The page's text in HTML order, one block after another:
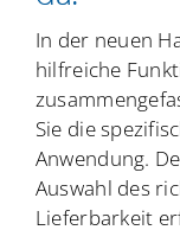
In der neuen
hilfreiche
Sie die
Anwendung.
Auswahl des
Lieferbarkeit